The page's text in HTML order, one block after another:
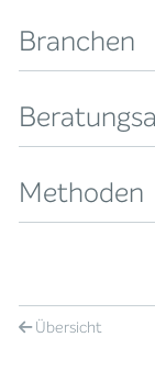
Branchen
Methoden
Übersicht